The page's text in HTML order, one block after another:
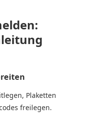
Plaketten
freilegen.